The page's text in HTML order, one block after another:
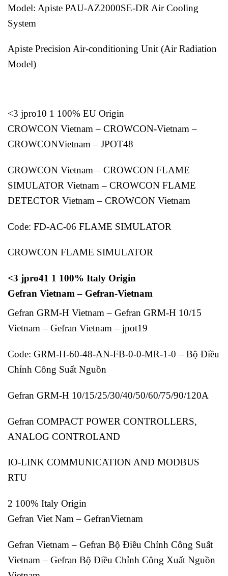
Model: Apiste PAU-AZ2000SE-DR Air Cooling
System
Apiste Precision Air-conditioning Unit (Air Radiation
Model)
<3 jpro10 1 100% EU Origin
CROWCON Vietnam – CROWCON-Vietnam –
CROWCONVietnam – JPOT48
CROWCON Vietnam – CROWCON FLAME
SIMULATOR Vietnam – CROWCON FLAME
DETECTOR Vietnam – CROWCON Vietnam
Code: FD-AC-06 FLAME SIMULATOR
CROWCON FLAME SIMULATOR
<3 jpro41 1 100% Italy Origin
Gefran Vietnam – Gefran-Vietnam
Gefran GRM-H Vietnam – Gefran GRM-H 10/15
Vietnam – Gefran Vietnam – jpot19
Code: GRM-H-60-48-AN-FB-0-0-MR-1-0 – Bộ Điều
Chỉnh Công Suất Nguồn
Gefran GRM-H 10/15/25/30/40/50/60/75/90/120A
Gefran COMPACT POWER CONTROLLERS,
ANALOG CONTROLAND
IO-LINK COMMUNICATION AND MODBUS
RTU
2 100% Italy Origin
Gefran Viet Nam – GefranVietnam
Gefran Vietnam – Gefran Bộ Điều Chỉnh Công Suất
Vietnam – Gefran Bộ Điều Chỉnh Công Xuất Nguồn